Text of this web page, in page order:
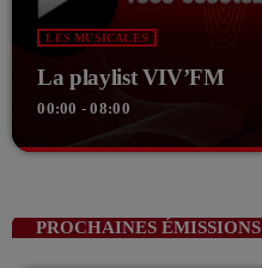
LES MUSICALES
La playlist VIV’FM
00:00 - 08:00
PROCHAINES ÉMISSIONS